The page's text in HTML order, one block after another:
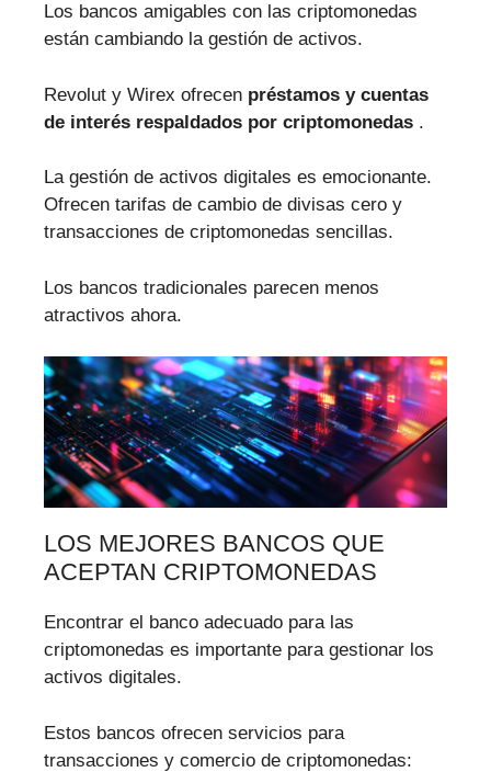
Los bancos amigables con las criptomonedas
están cambiando la gestión de activos.
Revolut y Wirex ofrecen préstamos y cuentas
de interés respaldados por criptomonedas .
La gestión de activos digitales es emocionante.
Ofrecen tarifas de cambio de divisas cero y
transacciones de criptomonedas sencillas.
Los bancos tradicionales parecen menos
atractivos ahora.
LOS MEJORES BANCOS QUE
ACEPTAN CRIPTOMONEDAS
Encontrar el banco adecuado para las
criptomonedas es importante para gestionar los
activos digitales.
Estos bancos ofrecen servicios para
transacciones y comercio de criptomonedas: